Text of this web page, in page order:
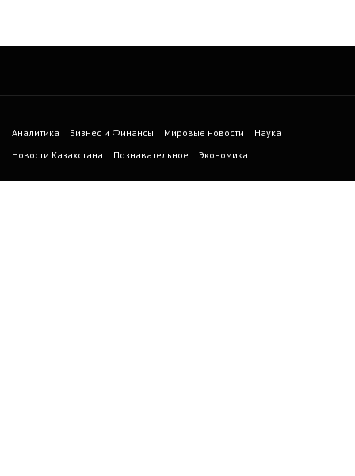
Аналитика Бизнес и Финансы Мировые новости
Наука
Новости Казахстана
Познавательное Экономика